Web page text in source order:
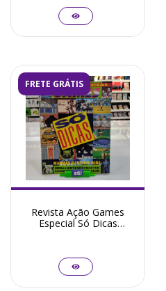
FRETE GRÁTIS
Revista Ação Games
Especial Só Dicas